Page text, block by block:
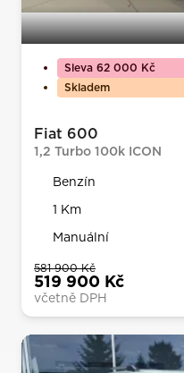
Sleva 62 000 Kč
Skladem
Fiat 600
1,2 Turbo 100k ICON
Benzín
1 Km
Manuální
581 900 Kč
519 900 Kč
včetně DPH